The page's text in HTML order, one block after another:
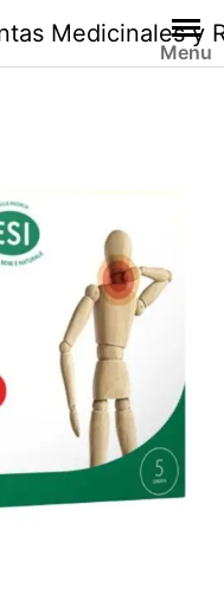
Medicinales y
Menu